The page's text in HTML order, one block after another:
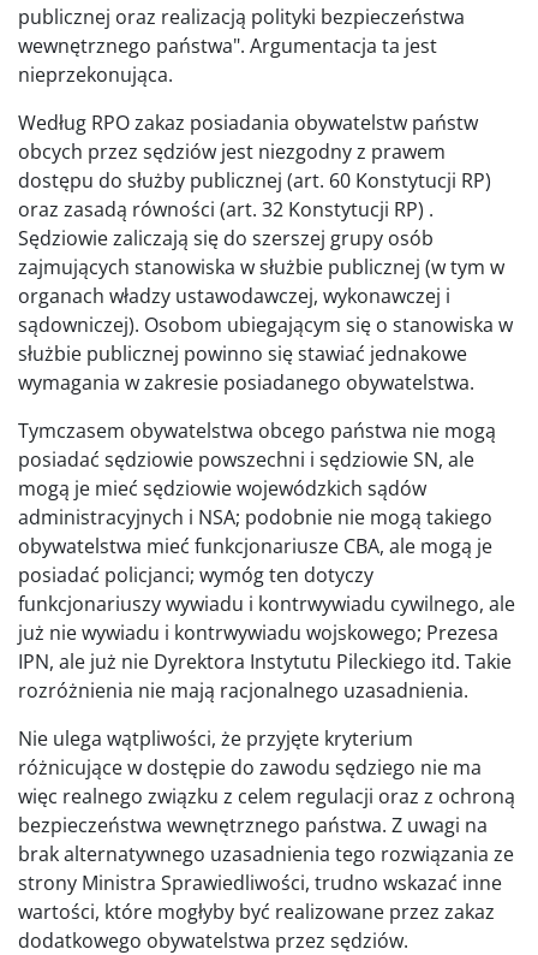
publicznej oraz realizacją polityki bezpieczeństwa
wewnętrznego państwa". Argumentacja ta jest
nieprzekonująca.
Według RPO zakaz posiadania obywatelstw państw
obcych przez sędziów jest niezgodny z prawem
dostępu do służby publicznej (art. 60 Konstytucji RP)
oraz zasadą równości (art. 32 Konstytucji RP) .
Sędziowie zaliczają się do szerszej grupy osób
zajmujących stanowiska w służbie publicznej (w tym w
organach władzy ustawodawczej, wykonawczej i
sądowniczej). Osobom ubiegającym się o stanowiska w
służbie publicznej powinno się stawiać jednakowe
wymagania w zakresie posiadanego obywatelstwa.
Tymczasem obywatelstwa obcego państwa nie mogą
posiadać sędziowie powszechni i sędziowie SN, ale
mogą je mieć sędziowie wojewódzkich sądów
administracyjnych i NSA; podobnie nie mogą takiego
obywatelstwa mieć funkcjonariusze CBA, ale mogą je
posiadać policjanci; wymóg ten dotyczy
funkcjonariuszy wywiadu i kontrwywiadu cywilnego, ale
już nie wywiadu i kontrwywiadu wojskowego; Prezesa
IPN, ale już nie Dyrektora Instytutu Pileckiego itd. Takie
rozróżnienia nie mają racjonalnego uzasadnienia.
Nie ulega wątpliwości, że przyjęte kryterium
różnicujące w dostępie do zawodu sędziego nie ma
więc realnego związku z celem regulacji oraz z ochroną
bezpieczeństwa wewnętrznego państwa. Z uwagi na
brak alternatywnego uzasadnienia tego rozwiązania ze
strony Ministra Sprawiedliwości, trudno wskazać inne
wartości, które mogłyby być realizowane przez zakaz
dodatkowego obywatelstwa przez sędziów.